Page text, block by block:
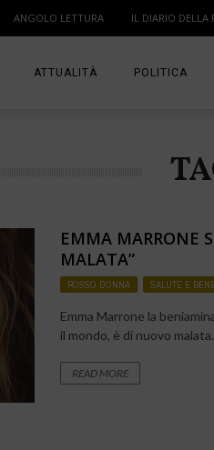
ANGOLO LETTURA IL DIARIO DELLA
ATTUALITÀ POLITICA
EMMA MARRONE
MALATA”
ROSSO DONNA , SALUTE E
Emma Marrone la
il mondo, è di nuovo
READ MORE